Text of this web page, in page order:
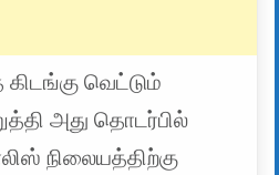
வெட்டும்
அது தொடர்பில்
நிலையத்திற்கு